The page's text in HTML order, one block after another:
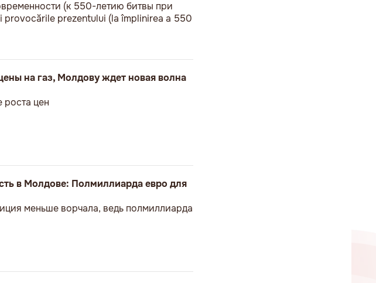
(к 550-летию битвы при
provocările prezentului (la împlinirea a 550
на газ, Молдову ждет новая волна
роста цен
в Молдове: Полмиллиарда евро для
меньше ворчала, ведь полмиллиарда